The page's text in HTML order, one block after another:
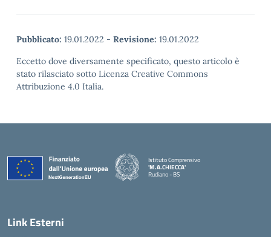
Pubblicato: 19.01.2022 - Revisione: 19.01.2022
Eccetto dove diversamente specificato, questo articolo è
stato rilasciato sotto Licenza Creative Commons
Attribuzione 4.0 Italia.
Istituto Comprensivo
'M.A.CHIECCA'
Rudiano - BS
Link Esterni